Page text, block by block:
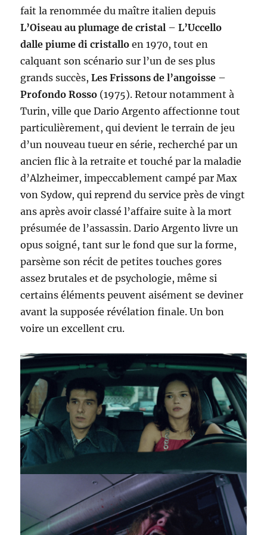
fait la renommée du maître italien depuis
L’Oiseau au plumage de cristal –L’Uccello
dalle piume di cristallo en 1970, tout en
calquant son scénario sur l’un de ses plus
grands succès,Les Frissons de l’angoisse –
Profondo Rosso (1975). Retour notamment à
Turin, ville que Dario Argento affectionne tout
particulièrement, qui devient le terrain de jeu
d’un nouveau tueur en série, recherché par un
ancien flic à la retraite et touché par la maladie
d’Alzheimer, impeccablement campé par Max
von Sydow, qui reprend du service près de vingt
ans après avoir classé l’affaire suite à la mort
présumée de l’assassin. Dario Argento livre un
opus soigné, tant sur le fond que sur la forme,
parsème son récit de petites touches gores
assez brutales et de psychologie, même si
certains éléments peuvent aisément se deviner
avant la supposée révélation finale. Un bon
voire un excellent cru.